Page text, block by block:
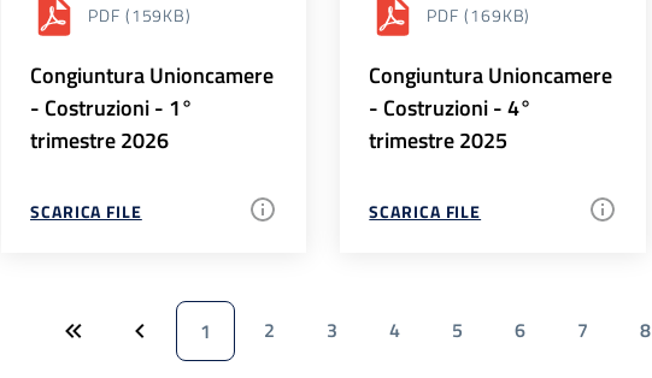
PDF (159KB)
Congiuntura Unioncamere
- Costruzioni - 1°
trimestre 2026
SCARICA FILE
PDF (169KB)
Congiuntura Unioncamere
- Costruzioni - 4°
trimestre 2025
SCARICA FILE
1 2 3 4 5 6 7 8